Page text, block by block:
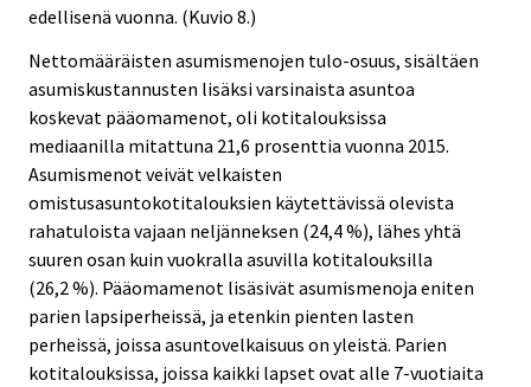
edellisenä vuonna. (Kuvio 8.)
Nettomääräisten asumismenojen tulo-osuus, sisältäen
asumiskustannusten lisäksi varsinaista asuntoa
koskevat pääomamenot, oli kotitalouksissa
mediaanilla mitattuna 21,6 prosenttia vuonna 2015.
Asumismenot veivät velkaisten
omistusasuntokotitalouksien käytettävissä olevista
rahatuloista vajaan neljänneksen (24,4 %), lähes yhtä
suuren osan kuin vuokralla asuvilla kotitalouksilla
(26,2 %). Pääomamenot lisäsivät asumismenoja eniten
parien lapsiperheissä, ja etenkin pienten lasten
perheissä, joissa asuntovelkaisuus on yleistä. Parien
kotitalouksissa, joissa kaikki lapset ovat alle 7-vuotiaita